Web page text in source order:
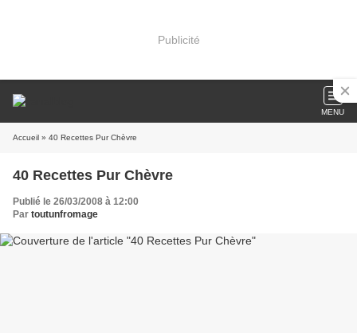
Publicité
MENU
Accueil » 40 Recettes Pur Chèvre
40 Recettes Pur Chèvre
Publié le 26/03/2008 à 12:00
Par toutunfromage